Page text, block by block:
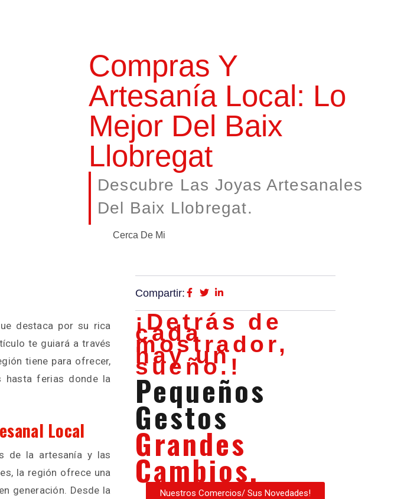
Compras Y
Artesanía Local: Lo
Mejor Del Baix
Llobregat
Descubre Las Joyas Artesanales
Del Baix Llobregat.
Cerca De Mi
destaca por su rica
te guiará a través
tiene para ofrecer,
hasta ferias donde la
Local
de la artesanía y las
la región ofrece una
generación. Desde la
Compartir:
¡Detrás de
cada
mostrador,
hay un
sueño.!
Pequeños
Gestos
Grandes
Cambios.
Nuestros Comercios/ Sus Novedades!